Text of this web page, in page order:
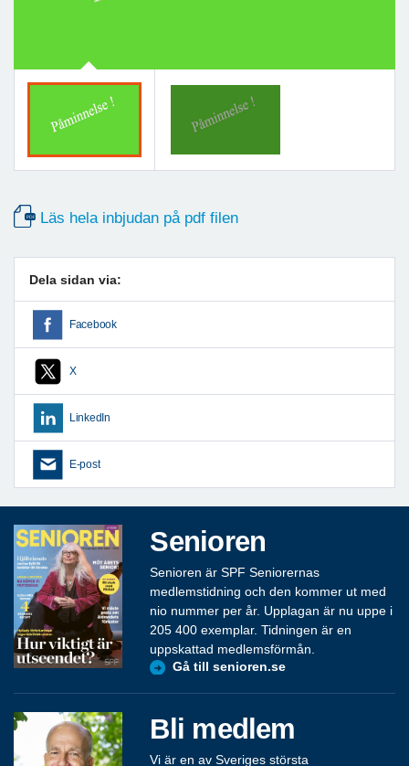
Läs hela inbjudan på pdf filen
Dela sidan via:
Facebook
X
LinkedIn
E-post
Senioren
Senioren är SPF Seniorernas
medlemstidning och den kommer ut med
nio nummer per år. Upplagan är nu uppe i
205 400 exemplar. Tidningen är en
uppskattad medlemsförmån.
Gå till senioren.se
Bli medlem
Vi är en av Sveriges största